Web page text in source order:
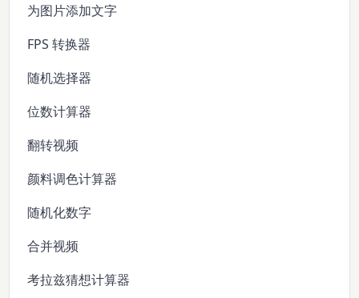
为图片添加文字
FPS 转换器
随机选择器
位数计算器
翻转视频
颜料调色计算器
随机化数字
合并视频
考拉兹猜想计算器